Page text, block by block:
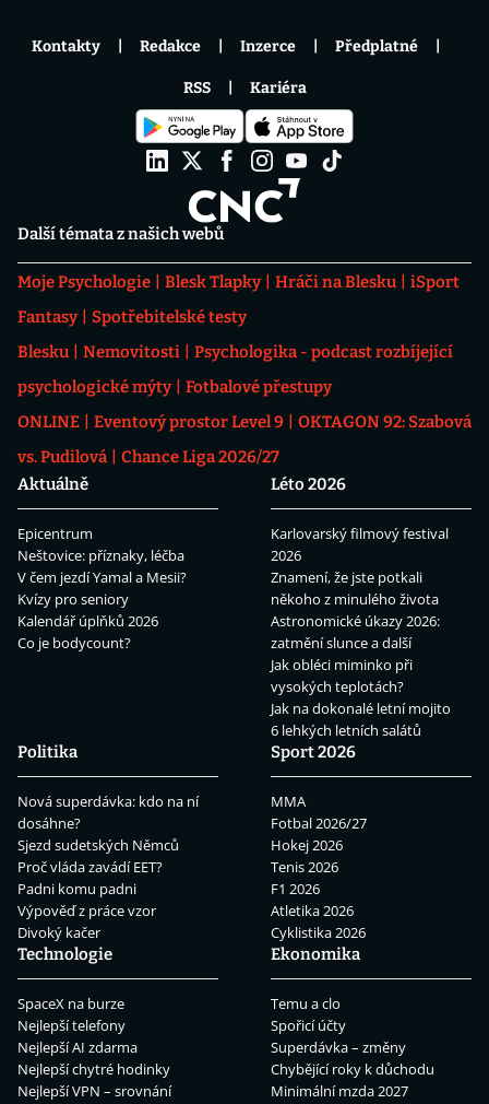
Další témata z našich webů
Moje Psychologie Blesk Tlapky Hráči na Blesku
iSport
Fantasy
Spotřebitelské testy
Blesku
Nemovitosti
Psychologika - podcast rozbíjející
psychologické mýty
Fotbalové přestupy
ONLINE
Eventový prostor Level 9
OKTAGON 92: Szabová
vs. Pudilová
Chance Liga 2026/27
Aktuálně
Epicentrum
Neštovice: příznaky, léčba
V čem jezdí Yamal a Mesii?
Kvízy pro seniory
Kalendář úplňků 2026
Co je bodycount?
Léto 2026
Karlovarský filmový festival
2026
Znamení, že jste potkali
někoho z minulého života
Astronomické úkazy 2026:
zatmění slunce a další
Jak obléci miminko při
vysokých teplotách?
Jak na dokonalé letní mojito
6 lehkých letních salátů
Politika
Nová superdávka: kdo na ní
dosáhne?
Sjezd sudetských Němců
Proč vláda zavádí EET?
Padni komu padni
Výpověď z práce vzor
Divoký kačer
Sport 2026
MMA
Fotbal 2026/27
Hokej 2026
Tenis 2026
F1 2026
Atletika 2026
Cyklistika 2026
Technologie
SpaceX na burze
Nejlepší telefony
Nejlepší AI zdarma
Nejlepší chytré hodinky
Nejlepší VPN – srovnání
Ekonomika
Temu a clo
Spořicí účty
Superdávka – změny
Chybějící roky k důchodu
Minimální mzda 2027
Kontakty Redakce Inzerce Předplatné
RSS Kariéra